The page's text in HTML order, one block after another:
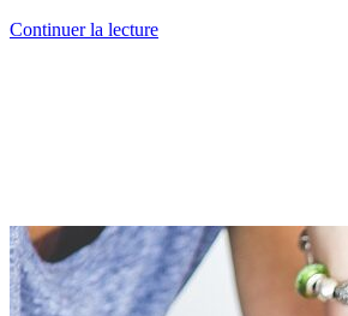
Continuer la lecture